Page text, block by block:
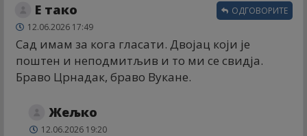
Е тако
12.06.2026 17:49
Сад имам за кога гласати. Двојац који је
поштен и неподмитљив и то ми се свидја.
Браво Црнадак, браво Вукане.
ОДГОВОРИТЕ
Жељко
12.06.2026 19:20